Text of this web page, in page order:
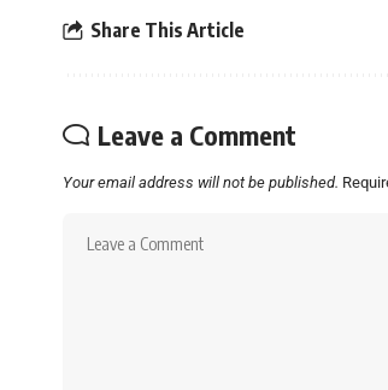
Share This Article
Leave a Comment
Your email address will not be published.